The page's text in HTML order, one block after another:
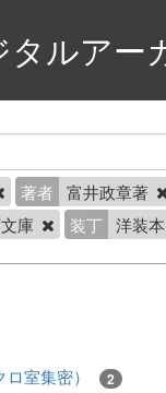
タルアー
著者
富井政章著
庫 装丁 洋装
室集密） 2